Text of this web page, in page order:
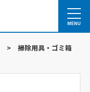
MENU
>
掃除用具・ゴミ箱